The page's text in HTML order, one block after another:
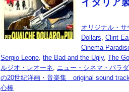
オリジナル・サ
Dollars, Clint
Cinema
Sergio Leone, the Bad and the Ugly, The
ルジオ・レオーネ, ニュー・シネマ・パラ
の20世紀洋画・音楽集 original sound
心棒